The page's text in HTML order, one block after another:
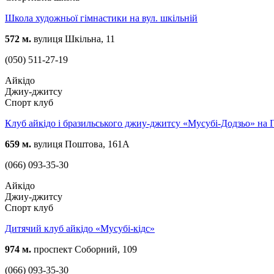
Школа художньої гімнастики на вул. шкільній
572 м. вулиця Шкільна, 11
(050) 511-27-19
Айкідо
Джиу-джитсу
Спорт клуб
Клуб айкідо і бразильського джиу-джитсу «Мусубі-Додзьо» на
659 м. вулиця Поштова, 161А
(066) 093-35-30
Айкідо
Джиу-джитсу
Спорт клуб
Дитячий клуб айкідо «Мусубі-кідс»
974 м. проспект Соборний, 109
(066) 093-35-30